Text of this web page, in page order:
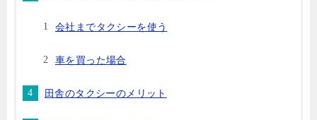
会社までタクシーを使う
車を買った場合
田舎のタクシーのメリット